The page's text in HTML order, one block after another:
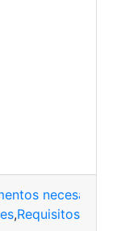
necesarios
,Requisitos